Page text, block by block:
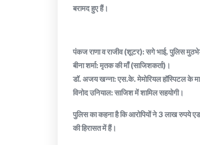
बरामद हुए हैं।
​पंकज राणा व राजीव (शूटर): सगे भाई, पुलिस
​बीना शर्मा: मृतक की माँ (साजिशकर्ता)।
​डॉ. अजय खन्ना: एस.के. मेमोरियल हॉस्पिटल के
​विनोद उनियाल: साजिश में शामिल सहयोगी।
​पुलिस का कहना है कि आरोपियों ने 3 लाख रुपये
की हिरासत में हैं।